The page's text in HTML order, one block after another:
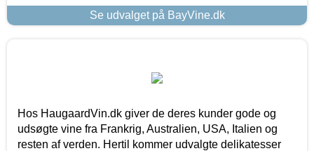
Se udvalget på BayVine.dk
Hos HaugaardVin.dk giver de deres kunder gode og
udsøgte vine fra Frankrig, Australien, USA, Italien og
resten af verden. Hertil kommer udvalgte delikatesser